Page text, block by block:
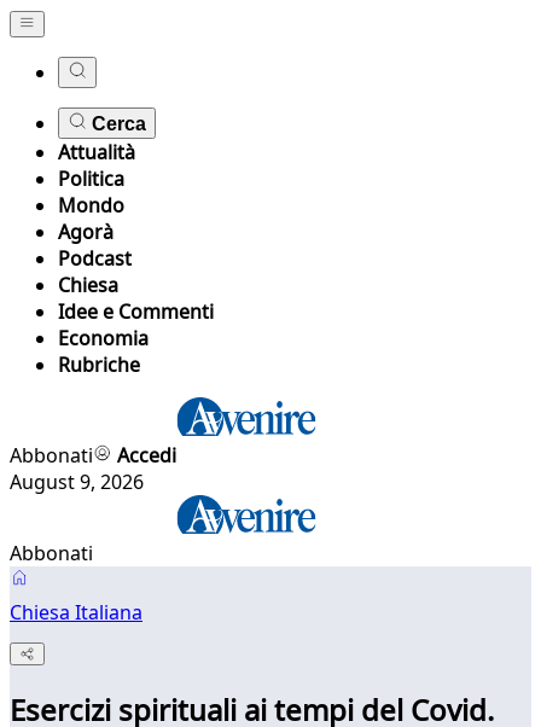
Cerca
Attualità
Politica
Mondo
Agorà
Podcast
Chiesa
Idee e Commenti
Economia
Rubriche
Abbonati
Accedi
August 9, 2026
Abbonati
Chiesa Italiana
Esercizi spirituali ai tempi del Covid.